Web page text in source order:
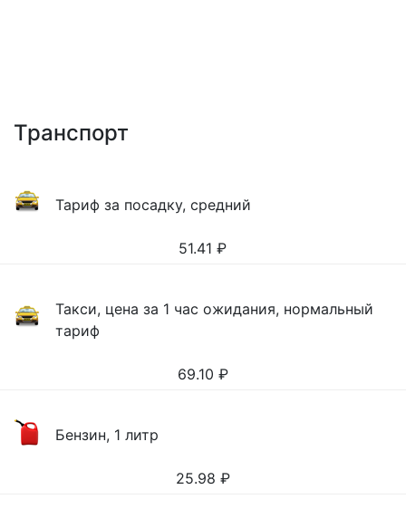
Транспорт
Тариф за посадку, средний
51.41 ₽
Такси, цена за 1 час ожидания, нормальный
тариф
69.10 ₽
Бензин, 1 литр
25.98 ₽